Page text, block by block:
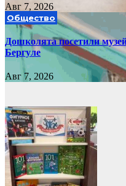
Авг 7, 2026
Общество
Дошколята посетили
Бергуле
Авг 7, 2026